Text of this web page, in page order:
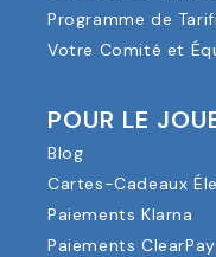
Programme de
Votre Comité et
POUR LE
Blog
Cartes-Cadeaux
Paiements Klarna
Paiements ClearPay